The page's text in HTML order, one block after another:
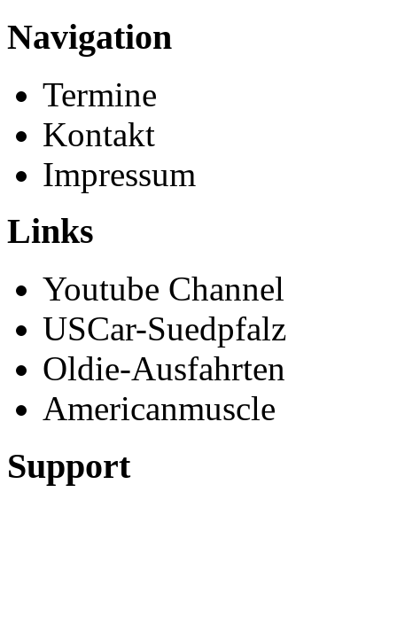
Navigation
Termine
Kontakt
Impressum
Links
Youtube Channel
USCar-Suedpfalz
Oldie-Ausfahrten
Americanmuscle
Support